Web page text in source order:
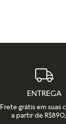
ENTREGA
Frete grátis em suas
a partir de